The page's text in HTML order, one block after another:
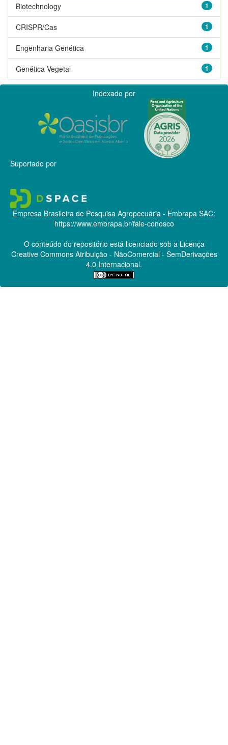
1
Biotechnology
1
CRISPR/Cas
1
Engenharia Genética
1
Genética Vegetal
Indexado por
Suportado por
Empresa Brasileira de Pesquisa Agropecuária - Embrapa SAC:
https://www.embrapa.br/fale-conosco
O conteúdo do repositório está licenciado sob a Licença
Creative CommonsAtribuição - NãoComercial - SemDerivações
4.0 Internacional.